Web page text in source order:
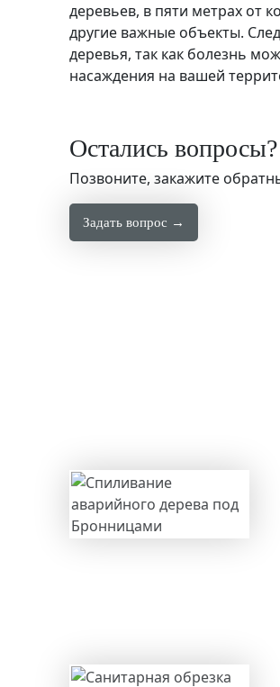
деревьев, в пяти метрах от
другие важные объекты.
деревья, так как болезнь
насаждения на вашей
Остались вопросы?
Позвоните, закажите
Задать вопрос →